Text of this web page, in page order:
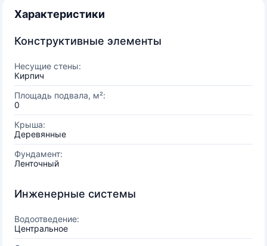
Характеристики
Конструктивные элементы
Несущие стены:
Кирпич
Площадь подвала, м²:
0
Крыша:
Деревянные
Фундамент:
Ленточный
Инженерные системы
Водоотведение:
Центральное